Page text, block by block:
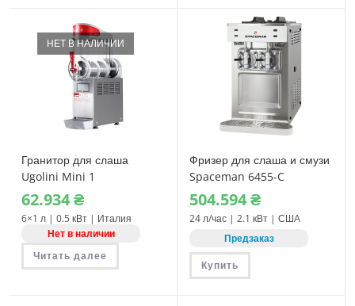
НЕТ В НАЛИЧИИ
Гранитор для слаша
Ugolini Mini 1
62.934₴
6×1 л | 0.5 кВт | Италия
Нет в наличии
Читать далее
Фризер для слаша и смузи
Spaceman 6455-C
504.594₴
24 л/час | 2.1 кВт | США
Предзаказ
Купить